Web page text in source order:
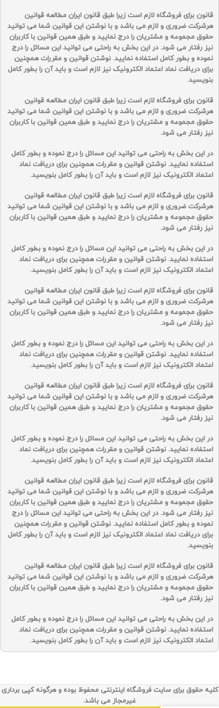
قانون برای فروشگاه لازم است زیرا طبق قانون ایران مطالعه قوانین
هرشرکت ضروری و لازم می باشد و با نوشتن این قوانین شما می توانید
حقوق مجموعه و مشتریان را درج نمایید و طبق همین قوانین با کاربران
نیز رفتار می شود. در این بخش به راحتی می توانید این مسائل را درج
نموده و بطور کامل استفاده نمایید. نوشتن قوانین و مقررات همچنین
برای دریافت نماد اعتماد الکترونیک نیز لازم است و باید آن را بطور کامل
بنویسید.
قانون برای فروشگاه لازم است زیرا طبق قانون ایران مطالعه قوانین
هرشرکت ضروری و لازم می باشد و با نوشتن این قوانین شما می توانید
حقوق مجموعه و مشتریان را درج نمایید و طبق همین قوانین با کاربران
نیز رفتار می شود.
در این بخش به راحتی می توانید این مسائل را درج نموده و بطور کامل
استفاده نمایید. نوشتن قوانین و مقررات همچنین برای دریافت نماد
اعتماد الکترونیک نیز لازم است و باید آن را بطور کامل بنویسید.
قانون برای فروشگاه لازم است زیرا طبق قانون ایران مطالعه قوانین
هرشرکت ضروری و لازم می باشد و با نوشتن این قوانین شما می توانید
حقوق مجموعه و مشتریان را درج نمایید و طبق همین قوانین با کاربران
نیز رفتار می شود.
در این بخش به راحتی می توانید این مسائل را درج نموده و بطور کامل
استفاده نمایید. نوشتن قوانین و مقررات همچنین برای دریافت نماد
اعتماد الکترونیک نیز لازم است و باید آن را بطور کامل بنویسید.
قانون برای فروشگاه لازم است زیرا طبق قانون ایران مطالعه قوانین
هرشرکت ضروری و لازم می باشد و با نوشتن این قوانین شما می توانید
حقوق مجموعه و مشتریان را درج نمایید و طبق همین قوانین با کاربران
نیز رفتار می شود.
در این بخش به راحتی می توانید این مسائل را درج نموده و بطور کامل
استفاده نمایید. نوشتن قوانین و مقررات همچنین برای دریافت نماد
اعتماد الکترونیک نیز لازم است و باید آن را بطور کامل بنویسید.
قانون برای فروشگاه لازم است زیرا طبق قانون ایران مطالعه قوانین
هرشرکت ضروری و لازم می باشد و با نوشتن این قوانین شما می توانید
حقوق مجموعه و مشتریان را درج نمایید و طبق همین قوانین با کاربران
نیز رفتار می شود.
در این بخش به راحتی می توانید این مسائل را درج نموده و بطور کامل
استفاده نمایید. نوشتن قوانین و مقررات همچنین برای دریافت نماد
اعتماد الکترونیک نیز لازم است و باید آن را بطور کامل بنویسید.
قانون برای فروشگاه لازم است زیرا طبق قانون ایران مطالعه قوانین
هرشرکت ضروری و لازم می باشد و با نوشتن این قوانین شما می توانید
حقوق مجموعه و مشتریان را درج نمایید و طبق همین قوانین با کاربران
نیز رفتار می شود. در این بخش به راحتی می توانید این مسائل را درج
نموده و بطور کامل استفاده نمایید. نوشتن قوانین و مقررات همچنین
برای دریافت نماد اعتماد الکترونیک نیز لازم است و باید آن را بطور کامل
بنویسید.
قانون برای فروشگاه لازم است زیرا طبق قانون ایران مطالعه قوانین
هرشرکت ضروری و لازم می باشد و با نوشتن این قوانین شما می توانید
حقوق مجموعه و مشتریان را درج نمایید و طبق همین قوانین با کاربران
نیز رفتار می شود.
در این بخش به راحتی می توانید این مسائل را درج نموده و بطور کامل
استفاده نمایید. نوشتن قوانین و مقررات همچنین برای دریافت نماد
اعتماد الکترونیک نیز لازم است و باید آن را بطور کامل بنویسید.
کلیه حقوق برای سایت فروشگاه اینترنتی محفوظ بوده و هرگونه کپی برداری
غیرمجاز می باشد.